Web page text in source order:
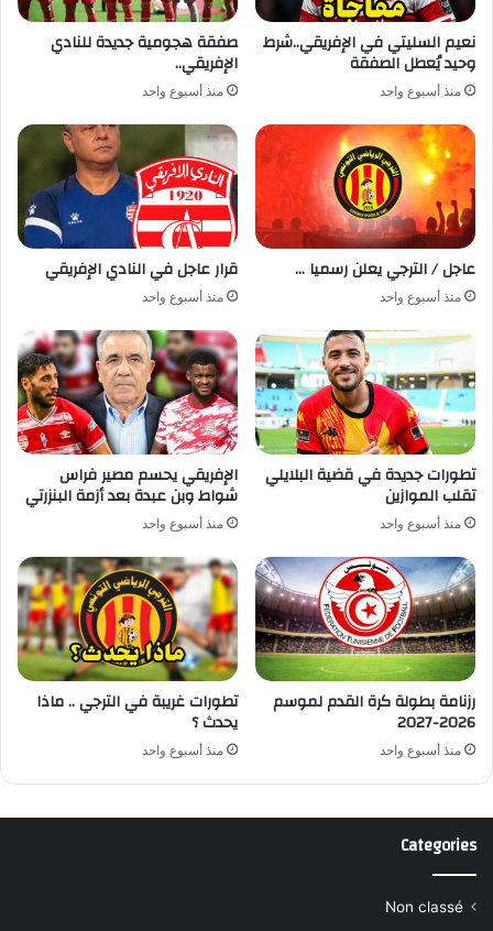
نعيم السليتي في الإفريقي..شرط
وحيد يُعطل الصفقة
منذ أسبوع واحد
صفقة هجومية جديدة للنادي
الإفريقي..
منذ أسبوع واحد
عاجل / الترجي يعلن رسميا …
منذ أسبوع واحد
قرار عاجل في النادي الإفريقي
منذ أسبوع واحد
تطورات جديدة في قضية البلايلي
تقلب الموازين
منذ أسبوع واحد
الإفريقي يحسم مصير فراس
شواط وبن عبدة بعد أزمة البنزرتي
منذ أسبوع واحد
رزنامة بطولة كرة القدم لموسم
2026-2027
منذ أسبوع واحد
تطورات غريبة في الترجي .. ماذا
يحدث ؟
منذ أسبوع واحد
Categories
Non classé